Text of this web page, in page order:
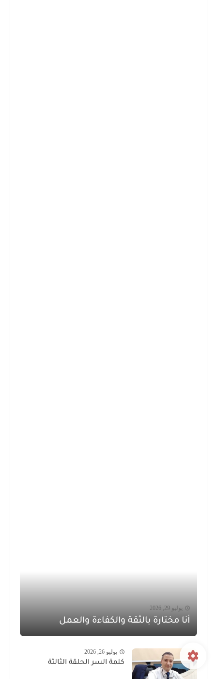
يوليو 29, 2026
أنا مختارة بالثقة والكفاءة والعمل
يوليو 26, 2026
كلمة السر الحلقة الثالثة